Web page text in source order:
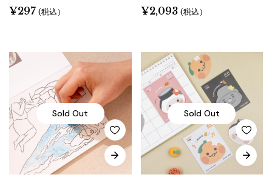
¥297 (税込） ¥2,093 (税込）
Sold Out Sold Out